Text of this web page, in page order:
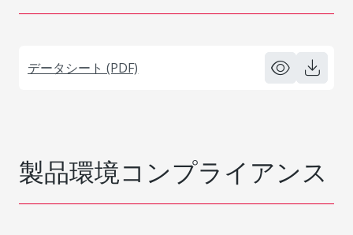
データシート (PDF)
製品環境コンプライアンス